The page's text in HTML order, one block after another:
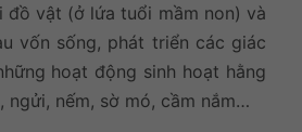
đồ vật (ở lứa tuổi mầm non) và
vốn sống, phát triển các giác
hoạt động sinh hoạt hằng
ngửi, nếm, sờ mó, cầm nắm…